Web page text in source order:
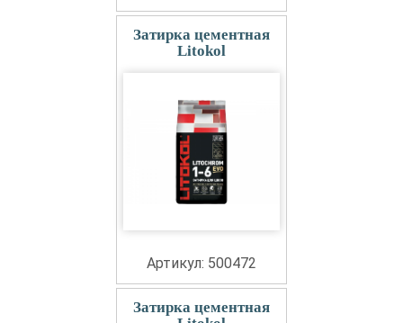
Затирка цементная
Litokol
Артикул: 500472
Затирка цементная